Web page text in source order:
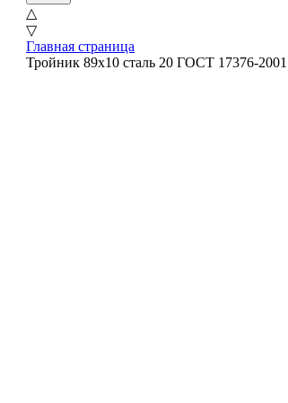
△
▽
Главная страница
Тройник 89х10 сталь 20 ГОСТ 17376-2001